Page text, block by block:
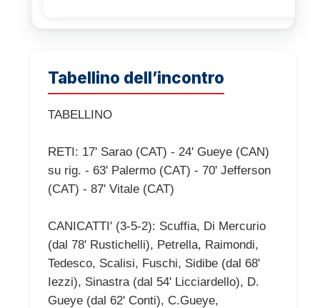
Tabellino dell’incontro
TABELLINO
RETI: 17' Sarao (CAT) - 24' Gueye (CAN)
su rig. - 63' Palermo (CAT) - 70' Jefferson
(CAT) - 87' Vitale (CAT)
CANICATTI' (3-5-2): Scuffia, Di Mercurio
(dal 78' Rustichelli), Petrella, Raimondi,
Tedesco, Scalisi, Fuschi, Sidibe (dal 68'
Iezzi), Sinastra (dal 54' Licciardello), D.
Gueye (dal 62' Conti), C.Gueye,